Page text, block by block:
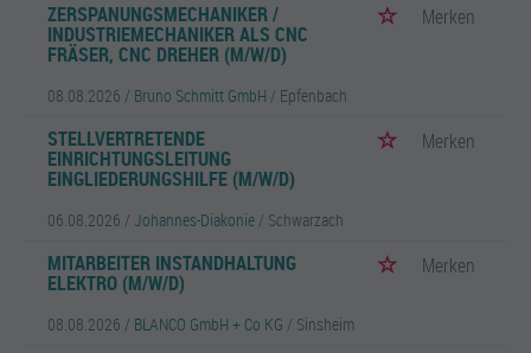
ZERSPANUNGSMECHANIKER /
INDUSTRIEMECHANIKER ALS CNC
FRÄSER, CNC DREHER (M/W/D)
Merken
08.08.2026 / Bruno Schmitt GmbH / Epfenbach
STELLVERTRETENDE
EINRICHTUNGSLEITUNG
EINGLIEDERUNGSHILFE (M/W/D)
Merken
06.08.2026 / Johannes-Diakonie / Schwarzach
MITARBEITER INSTANDHALTUNG
ELEKTRO (M/W/D)
Merken
08.08.2026 / BLANCO GmbH + Co KG / Sinsheim